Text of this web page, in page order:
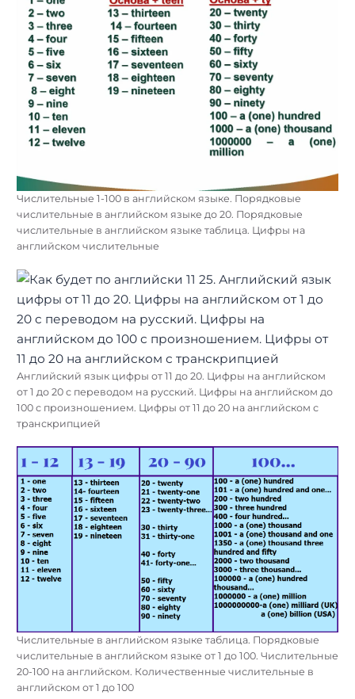
Числительные 1-100 в английском языке. Порядковые
числительные в английском языке до 20. Порядковые
числительные в английском языке таблица. Цифры на
английском числительные
Английский язык цифры от 11 до 20. Цифры на английском
от 1 до 20 с переводом на русский. Цифры на английском до
100 с произношением. Цифры от 11 до 20 на английском с
транскрипцией
Числительные в английском языке таблица. Порядковые
числительные в английском языке от 1 до 100. Числительные
20-100 на английском. Количественные числительные в
английском от 1 до 100